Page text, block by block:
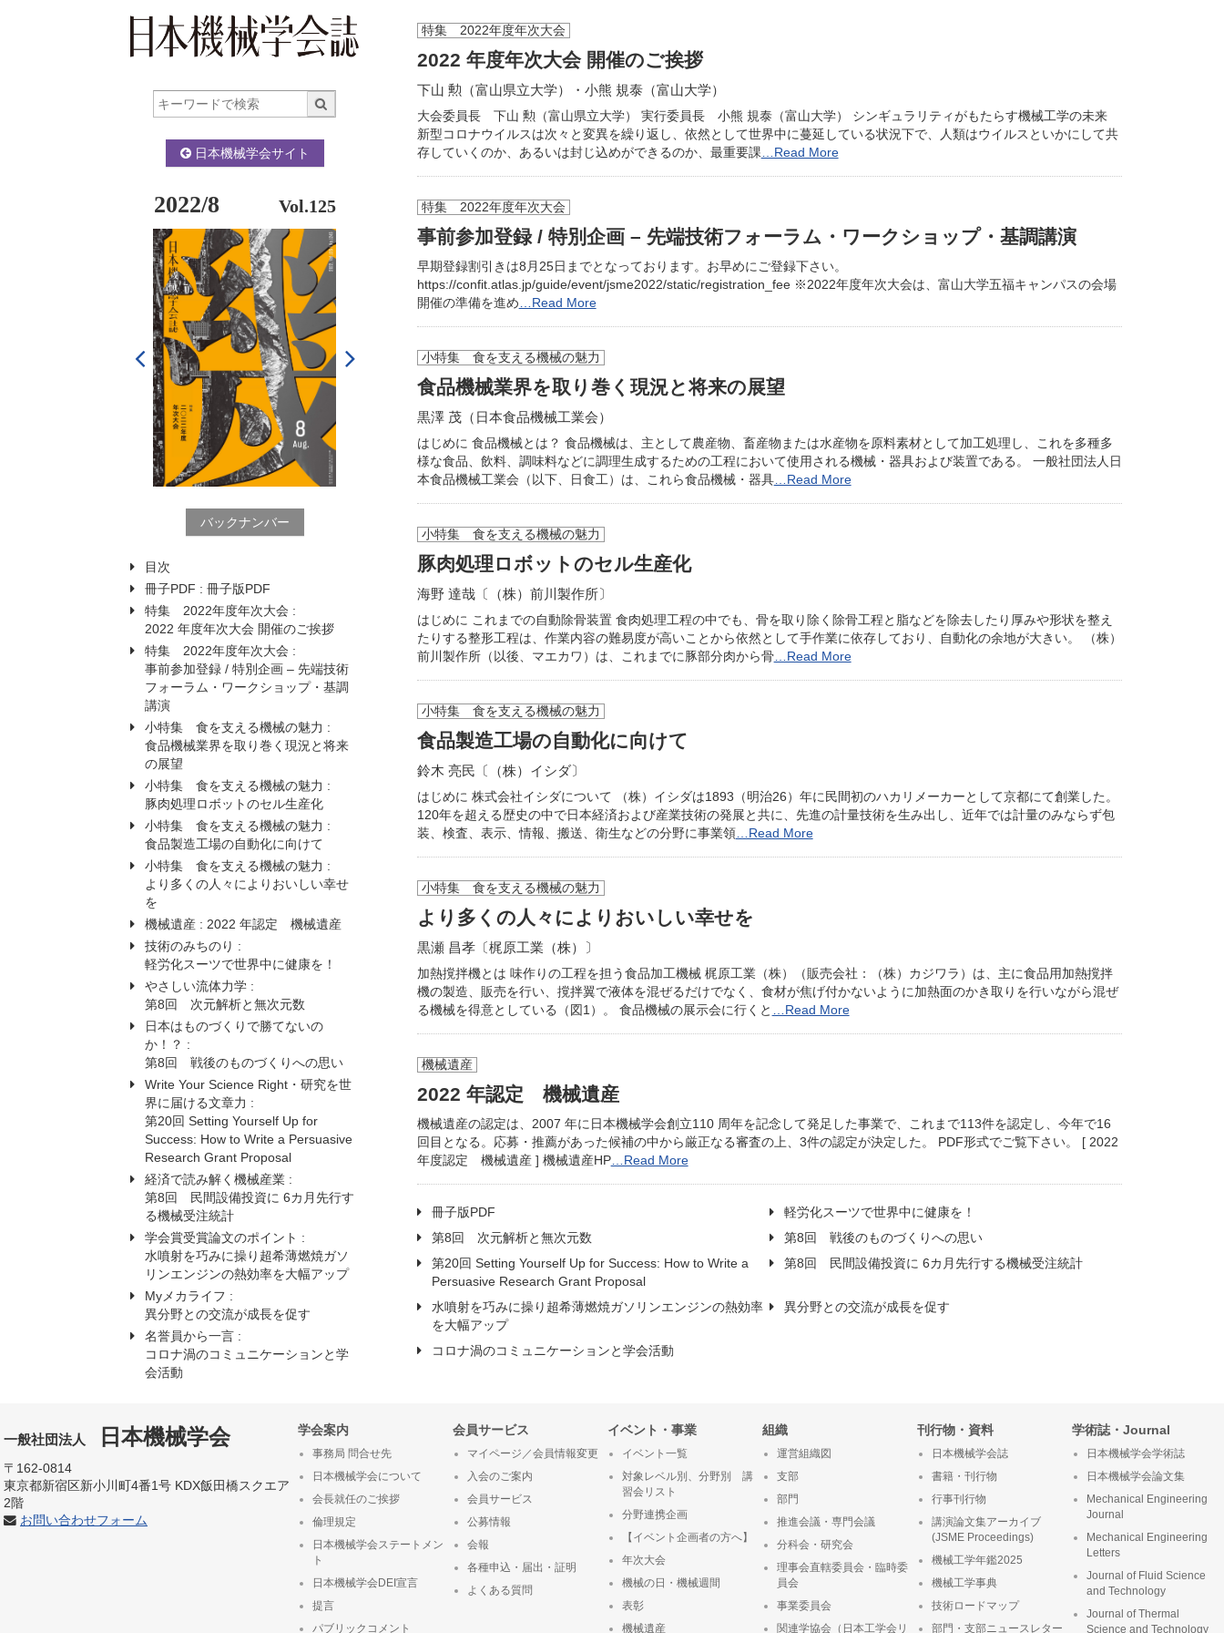
日本機械学会サイト
2022/8 Vol.125
バックナンバー
目次
冊子PDF : 冊子版PDF
特集 2022年度年次大会 :
2022 年度年次大会 開催のご挨拶
特集 2022年度年次大会 :
事前参加登録 / 特別企画 – 先端技術
フォーラム・ワークショップ・基調
講演
小特集 食を支える機械の魅力 :
食品機械業界を取り巻く現況と将来
の展望
小特集 食を支える機械の魅力 :
豚肉処理ロボットのセル生産化
小特集 食を支える機械の魅力 :
食品製造工場の自動化に向けて
小特集 食を支える機械の魅力 :
より多くの人々によりおいしい幸せ
を
機械遺産 : 2022 年認定 機械遺産
技術のみちのり :
軽労化スーツで世界中に健康を！
やさしい流体力学 :
第8回 次元解析と無次元数
日本はものづくりで勝てないの
か！？ :
第8回 戦後のものづくりへの思い
Write Your Science Right・研究を世
界に届ける文章力 :
第20回 Setting Yourself Up for
Success: How to Write a Persuasive
Research Grant Proposal
経済で読み解く機械産業 :
第8回 民間設備投資に 6カ月先行す
る機械受注統計
学会賞受賞論文のポイント :
水噴射を巧みに操り超希薄燃焼ガソ
リンエンジンの熱効率を大幅アップ
Myメカライフ :
異分野との交流が成長を促す
名誉員から一言 :
コロナ渦のコミュニケーションと学
会活動
特集 2022年度年次大会
2022 年度年次大会 開催のご挨拶
下山 勲（富山県立大学）・小熊 規泰（富山大学）
大会委員長 下山 勲（富山県立大学） 実行委員長 小熊 規泰（富山大学） シンギュラリティがもたらす機械工学の未来
新型コロナウイルスは次々と変異を繰り返し、依然として世界中に蔓延している状況下で、人類はウイルスといかにして共
存していくのか、あるいは封じ込めができるのか、最重要課 …Read More
特集 2022年度年次大会
事前参加登録 / 特別企画 – 先端技術フォーラム・ワークショップ・基調講演
早期登録割引きは8月25日までとなっております。お早めにご登録下さい。
https://confit.atlas.jp/guide/event/jsme2022/static/registration_fee ※2022年度年次大会は、富山大学五福キャンパスの会場
開催の準備を進め …Read More
小特集 食を支える機械の魅力
食品機械業界を取り巻く現況と将来の展望
黒澤 茂（日本食品機械工業会）
はじめに 食品機械とは？ 食品機械は、主として農産物、畜産物または水産物を原料素材として加工処理し、これを多種多
様な食品、飲料、調味料などに調理生成するための工程において使用される機械・器具および装置である。 一般社団法人日
本食品機械工業会（以下、日食工）は、これら食品機械・器具…Read More
小特集 食を支える機械の魅力
豚肉処理ロボットのセル生産化
海野 達哉〔（株）前川製作所〕
はじめに これまでの自動除骨装置 食肉処理工程の中でも、骨を取り除く除骨工程と脂などを除去したり厚みや形状を整え
たりする整形工程は、作業内容の難易度が高いことから依然として手作業に依存しており、自動化の余地が大きい。 （株）
前川製作所（以後、マエカワ）は、これまでに豚部分肉から骨…Read More
小特集 食を支える機械の魅力
食品製造工場の自動化に向けて
鈴木 亮民〔（株）イシダ〕
はじめに 株式会社イシダについて （株）イシダは1893（明治26）年に民間初のハカリメーカーとして京都にて創業した。
120年を超える歴史の中で日本経済および産業技術の発展と共に、先進の計量技術を生み出し、近年では計量のみならず包
装、検査、表示、情報、搬送、衛生などの分野に事業領…Read More
小特集 食を支える機械の魅力
より多くの人々によりおいしい幸せを
黒瀬 昌孝〔梶原工業（株）〕
加熱撹拌機とは 味作りの工程を担う食品加工機械 梶原工業（株）（販売会社：（株）カジワラ）は、主に食品用加熱撹拌
機の製造、販売を行い、撹拌翼で液体を混ぜるだけでなく、食材が焦げ付かないように加熱面のかき取りを行いながら混ぜ
る機械を得意としている（図1）。 食品機械の展示会に行くと
…Read More
機械遺産
2022 年認定 機械遺産
機械遺産の認定は、2007 年に日本機械学会創立110 周年を記念して発足した事業で、これまで113件を認定し、今年で16
回目となる。応募・推薦があった候補の中から厳正なる審査の上、3件の認定が決定した。 PDF形式でご覧下さい。 [ 2022
年度認定 機械遺産 ] 機械遺産HP…Read More
冊子版PDF
軽労化スーツで世界中に健康を！
第8回 次元解析と無次元数
第8回 戦後のものづくりへの思い
第20回 Setting Yourself Up for Success: How to Write a
Persuasive Research Grant Proposal
第8回 民間設備投資に 6カ月先行する機械受注統計
水噴射を巧みに操り超希薄燃焼ガソリンエンジンの熱効率
を大幅アップ
異分野との交流が成長を促す
コロナ渦のコミュニケーションと学会活動
一般社団法人 日本機械学会
〒162-0814
東京都新宿区新小川町4番1号 KDX飯田橋スクエア
2階
お問い合わせフォーム
学会案内
事務局 問合せ先
日本機械学会について
会長就任のご挨拶
倫理規定
日本機械学会ステートメン
ト
日本機械学会DEI宣言
提言
パブリックコメント
会員サービス
マイページ／会員情報変更
入会のご案内
会員サービス
公募情報
会報
各種申込・届出・証明
よくある質問
イベント・事業
イベント一覧
対象レベル別、分野別 講
習会リスト
分野連携企画
【イベント企画者の方へ】
年次大会
機械の日・機械週間
表彰
機械遺産
組織
運営組織図
支部
部門
推進会議・専門会議
分科会・研究会
理事会直轄委員会・臨時委
員会
事業委員会
関連学協会（日本工学会リ
刊行物・資料
日本機械学会誌
書籍・刊行物
行事刊行物
講演論文集アーカイブ
(JSME Proceedings)
機械工学年鑑2025
機械工学事典
技術ロードマップ
部門・支部ニュースレター
学術誌・Journal
日本機械学会学術誌
日本機械学会論文集
Mechanical Engineering
Journal
Mechanical Engineering
Letters
Journal of Fluid Science
and Technology
Journal of Thermal
Science and Technology